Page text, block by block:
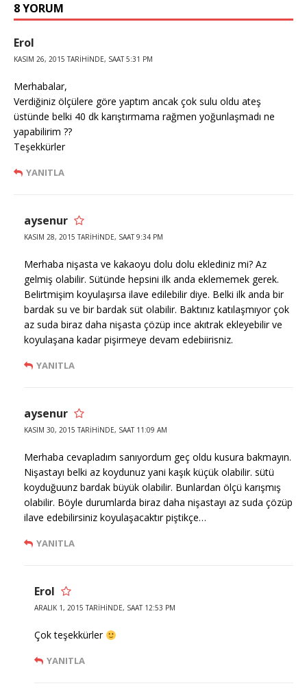
8 YORUM
Erol
KASIM 26, 2015 TARIHINDE, SAAT 5:31 PM
Merhabalar,
Verdiğiniz ölçülere göre yaptım ancak çok sulu oldu ateş
üstünde belki 40 dk karıştırmama rağmen yoğunlaşmadı ne
yapabilirim ??
Teşekkürler
YANITLA
aysenur
KASIM 28, 2015 TARIHINDE, SAAT 9:34 PM
Merhaba nişasta ve kakaoyu dolu dolu eklediniz mi? Az
gelmiş olabilir. Sütünde hepsini ilk anda eklememek gerek.
Belirtmişim koyulaşırsa ilave edilebilir diye. Belki ilk anda bir
bardak su ve bir bardak süt olabilir. Baktınız katılaşmıyor çok
az suda biraz daha nişasta çözüp ince akıtrak ekleyebilir ve
koyulaşana kadar pişirmeye devam edebiirisniz.
YANITLA
aysenur
KASIM 30, 2015 TARIHINDE, SAAT 11:09 AM
Merhaba cevapladım sanıyordum geç oldu kusura bakmayın.
Nişastayı belki az koydunuz yani kaşık küçük olabilir. sütü
koyduğuunz bardak büyük olabilir. Bunlardan ölçü karışmış
olabilir. Böyle durumlarda biraz daha nişastayı az suda çözüp
ilave edebilirsiniz koyulaşacaktır piştikçe…
YANITLA
Erol
ARALIK 1, 2015 TARIHINDE, SAAT 12:53 PM
Çok teşekkürler
YANITLA